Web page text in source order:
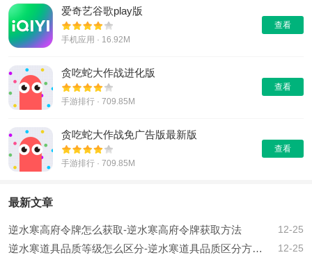
爱奇艺谷歌play版
手机应用 · 16.92M
查看
贪吃蛇大作战进化版
手游排行 · 709.85M
查看
贪吃蛇大作战免广告版最新版
手游排行 · 709.85M
查看
最新文章
逆水寒高府令牌怎么获取-逆水寒高府令牌获取方法 12-25
逆水寒道具品质等级怎么区分-逆水寒道具品质区分方法介绍 12-25